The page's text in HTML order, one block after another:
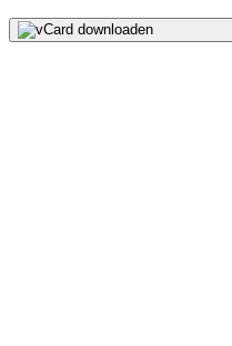
vCard downloaden